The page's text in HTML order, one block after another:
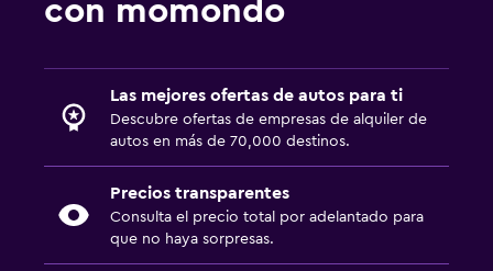
con momondo
Las mejores ofertas de autos para ti
Descubre ofertas de empresas de alquiler de
autos en más de 70,000 destinos.
Precios transparentes
Consulta el precio total por adelantado para
que no haya sorpresas.